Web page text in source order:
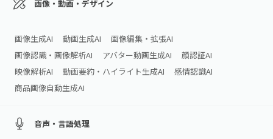
画像・動画・デザイン
画像生成AI 動画生成AI
画像編集・拡張AI
画像認識・画像解析AI
アバター動画生成AI
顔認証AI
映像解析AI
動画要約・ハイライト生成AI
感情認識AI
商品画像自動生成AI
音声・言語処理